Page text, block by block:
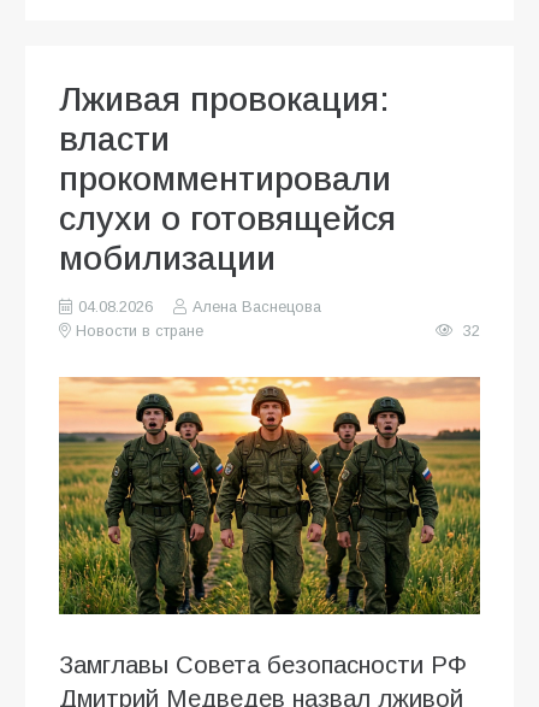
Лживая провокация:
власти
прокомментировали
слухи о готовящейся
мобилизации
04.08.2026
Алена Васнецова
Новости в стране
32
Замглавы Совета безопасности РФ
Дмитрий Медведев назвал лживой